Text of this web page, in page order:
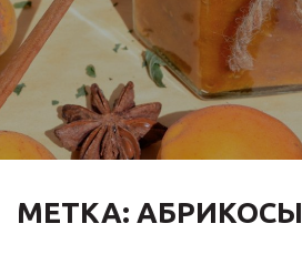
МЕТКА: АБРИКОСЫ